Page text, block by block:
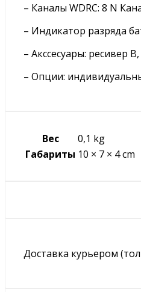
– Каналы WDRC: 8 N
– Индикатор разряда
– Акссесуары: ресивер
– Опции:
Вес
0,1 kg
Габариты 10 × 7 × 4 cm
Доставка курьером